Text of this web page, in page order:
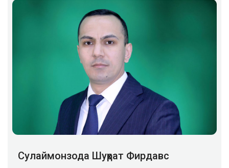
Сулаймонзода Шуҳрат Фирдавс